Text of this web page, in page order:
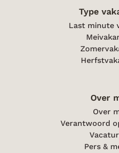
Type
Last minute
Over
Over
Verantwoord
Pers &